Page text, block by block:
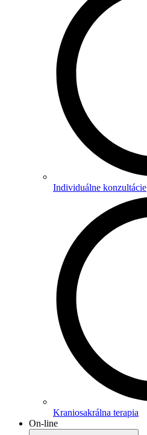
Individuálne konzultácie
Kraniosakrálna terapia
On-line